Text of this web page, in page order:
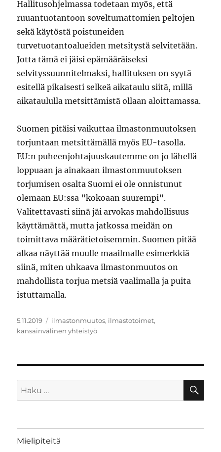
Hallitusohjelmassa todetaan myös, että
ruuantuotantoon soveltumattomien peltojen
sekä käytöstä poistuneiden
turvetuotantoalueiden metsitystä selvitetään.
Jotta tämä ei jäisi epämääräiseksi
selvityssuunnitelmaksi, hallituksen on syytä
esitellä pikaisesti selkeä aikataulu siitä, millä
aikataululla metsittämistä ollaan aloittamassa.
Suomen pitäisi vaikuttaa ilmastonmuutoksen
torjuntaan metsittämällä myös EU-tasolla.
EU:n puheenjohtajuuskautemme on jo lähellä
loppuaan ja ainakaan ilmastonmuutoksen
torjumisen osalta Suomi ei ole onnistunut
olemaan EU:ssa ”kokoaan suurempi”.
Valitettavasti siinä jäi arvokas mahdollisuus
käyttämättä, mutta jatkossa meidän on
toimittava määrätietoisemmin. Suomen pitää
alkaa näyttää muulle maailmalle esimerkkiä
siinä, miten uhkaava ilmastonmuutos on
mahdollista torjua metsiä vaalimalla ja puita
istuttamalla.
Julkaistu
5.11.2019 Avainsanat
ilmastonmuutos, ilmastotoimet,
kansainvälinen yhteistyö
Etsi:
Mielipiteitä